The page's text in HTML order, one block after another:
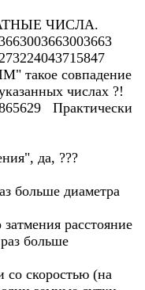
ЧИСЛА.
такое совпадение
числах ?!
Практически
да, ???
больше диаметра
расстояние
больше
со скоростью (на